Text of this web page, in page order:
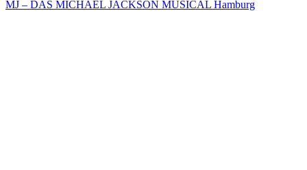
MJ – DAS MICHAEL JACKSON MUSICAL Hamburg